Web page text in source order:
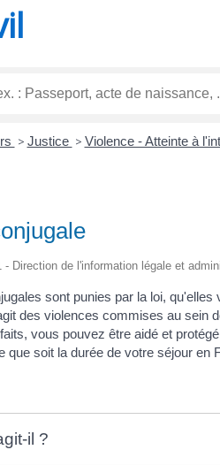
TITRE)
> Justice > Violence - Atteinte à
- Direction de l'information légale et
sont punies par la loi,
des violences commises au sein
vous pouvez être aidé et
que soit la durée de votre séjour en
il ?